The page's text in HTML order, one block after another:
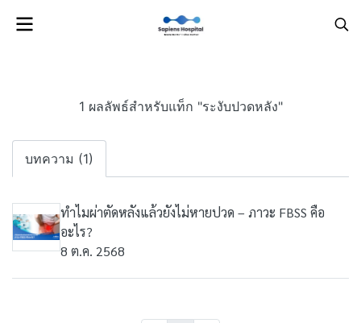
1 ผลลัพธ์สำหรับแท็ก "ระงับปวดหลัง"
บทความ (1)
ทำไมผ่าตัดหลังแล้วยังไม่หายปวด – ภาวะ FBSS คือ
อะไร?
8 ต.ค. 2568